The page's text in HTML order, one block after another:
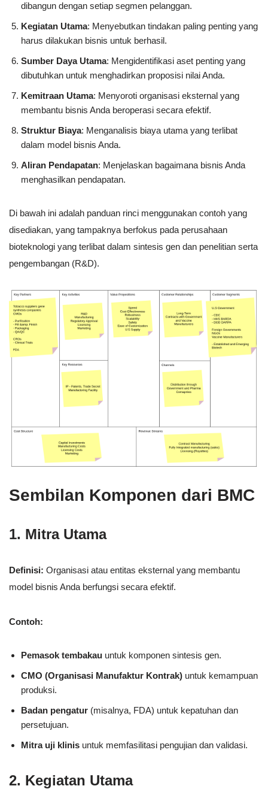
dibangun dengan setiap segmen pelanggan.
Kegiatan Utama: Menyebutkan tindakan paling penting yang
harus dilakukan bisnis untuk berhasil.
Sumber Daya Utama: Mengidentifikasi aset penting yang
dibutuhkan untuk menghadirkan proposisi nilai Anda.
Kemitraan Utama: Menyoroti organisasi eksternal yang
membantu bisnis Anda beroperasi secara efektif.
Struktur Biaya: Menganalisis biaya utama yang terlibat
dalam model bisnis Anda.
Aliran Pendapatan: Menjelaskan bagaimana bisnis Anda
menghasilkan pendapatan.
Di bawah ini adalah panduan rinci menggunakan contoh yang
disediakan, yang tampaknya berfokus pada perusahaan
bioteknologi yang terlibat dalam sintesis gen dan penelitian serta
pengembangan (R&D).
Sembilan Komponen dari BMC
1. Mitra Utama
Definisi: Organisasi atau entitas eksternal yang membantu
model bisnis Anda berfungsi secara efektif.
Contoh:
Pemasok tembakau untuk komponen sintesis gen.
CMO (Organisasi Manufaktur Kontrak) untuk kemampuan
produksi.
Badan pengatur (misalnya, FDA) untuk kepatuhan dan
persetujuan.
Mitra uji klinis untuk memfasilitasi pengujian dan validasi.
2. Kegiatan Utama